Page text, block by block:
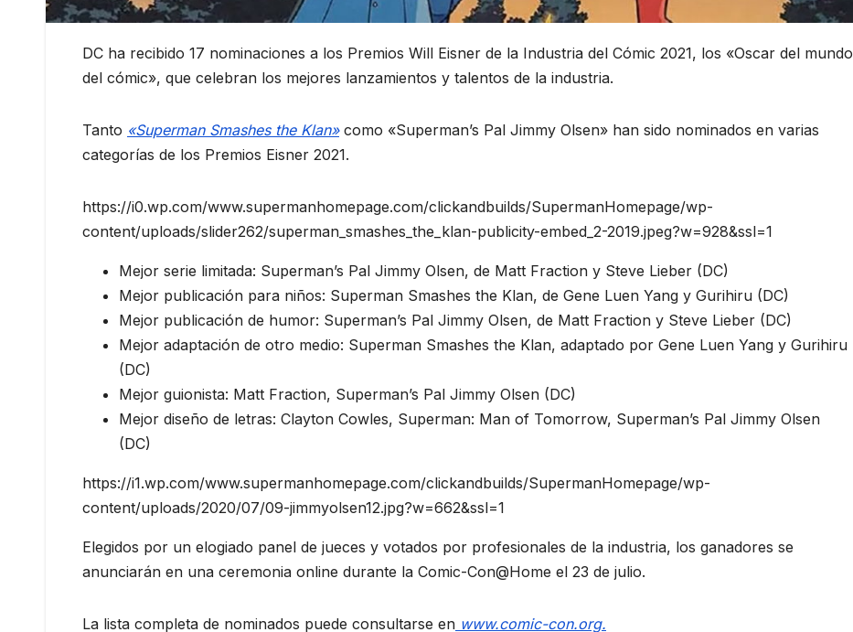
DC ha recibido 17 nominaciones a los Premios Will Eisner de la Industria del Cómic 2021, los «Oscar del mundo
del cómic», que celebran los mejores lanzamientos y talentos de la industria.
Tanto «Superman Smashes the Klan»como «Superman’s Pal Jimmy Olsen» han sido nominados en varias
categorías de los Premios Eisner 2021.
https://i0.wp.com/www.supermanhomepage.com/clickandbuilds/SupermanHomepage/wp-
content/uploads/slider262/superman_smashes_the_klan-publicity-embed_2-2019.jpeg?w=928&ssl=1
Mejor serie limitada: Superman’s Pal Jimmy Olsen, de Matt Fraction y Steve Lieber (DC)
Mejor publicación para niños: Superman Smashes the Klan, de Gene Luen Yang y Gurihiru (DC)
Mejor publicación de humor: Superman’s Pal Jimmy Olsen, de Matt Fraction y Steve Lieber (DC)
Mejor adaptación de otro medio: Superman Smashes the Klan, adaptado por Gene Luen Yang y Gurihiru
(DC)
Mejor guionista: Matt Fraction, Superman’s Pal Jimmy Olsen (DC)
Mejor diseño de letras: Clayton Cowles, Superman: Man of Tomorrow, Superman’s Pal Jimmy Olsen
(DC)
https://i1.wp.com/www.supermanhomepage.com/clickandbuilds/SupermanHomepage/wp-
content/uploads/2020/07/09-jimmyolsen12.jpg?w=662&ssl=1
Elegidos por un elogiado panel de jueces y votados por profesionales de la industria, los ganadores se
anunciarán en una ceremonia online durante la Comic-Con@Home el 23 de julio.
La lista completa de nominados puede consultarse en www.comic-con.org.